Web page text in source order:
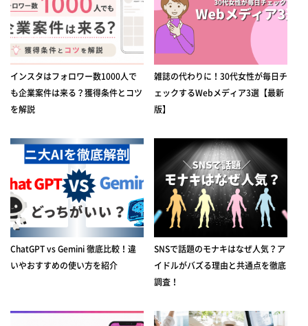
インスタはフォロワー数1000人で
も企業案件は来る？獲得条件とコツ
を解説
雑誌の代わりに！30代女性が毎日チ
ェックするWebメディア3選【最新
版】
ChatGPT vs Gemini 徹底比較！違
いやおすすめの使い方を紹介
SNSで話題のモナキはなぜ人気？ア
イドルがバズる理由と共通点を徹底
調査！